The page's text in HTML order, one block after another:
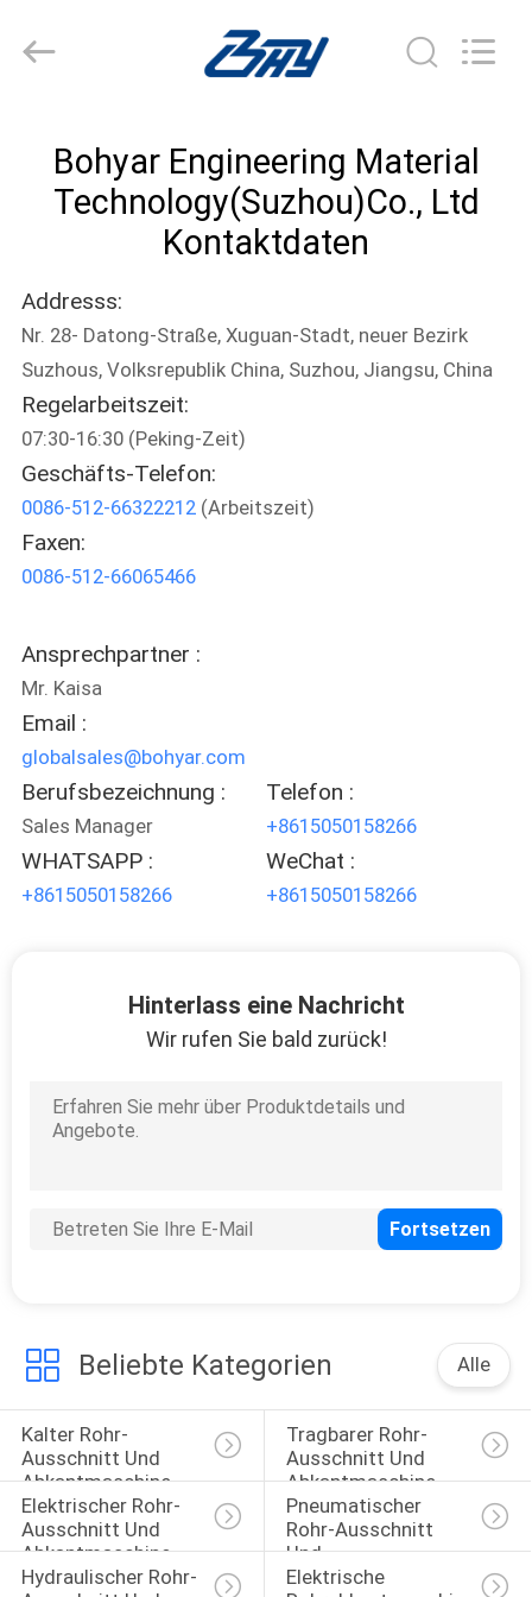
PRODUKTE
UNS
FABRIK-
AUSFLUG
QUALITÄTSKONTROLLE
SEITENVERZEICHNIS
DATENSCHUTZ-
BESTIMMUNGEN
Material
Technology(Suzhou)Co.,
Bohyar Engineering Material
Technology(Suzhou)Co., Ltd
Kontaktdaten
Addresss:
Nr. 28- Datong-Straße, Xuguan-Stadt, neuer Bezirk
Suzhous, Volksrepublik China, Suzhou, Jiangsu, China
Regelarbeitszeit:
07:30-16:30 (Peking-Zeit)
Geschäfts-Telefon:
0086-512-66322212(Arbeitszeit)
Faxen:
0086-512-66065466
Ansprechpartner :
Mr. Kaisa
Email :
globalsales@bohyar.com
Berufsbezeichnung :
Sales Manager
Telefon :
+8615050158266
WHATSAPP :
+8615050158266
WeChat :
+8615050158266
Hinterlass eine Nachricht
Wir rufen Sie bald zurück!
Beliebte Kategorien Alle
Kalter Rohr-
Ausschnitt Und
Abkantmaschine
Tragbarer Rohr-
Ausschnitt Und
Abkantmaschine
Elektrischer Rohr-
Ausschnitt Und
Abkantmaschine
Pneumatischer
Rohr-Ausschnitt
Und
Abkantmaschine
Hydraulischer Rohr-
Elektrische